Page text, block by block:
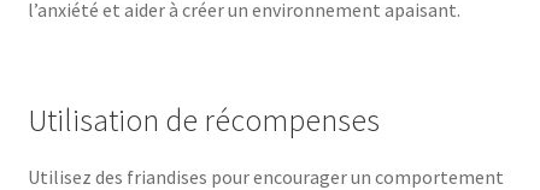
l’anxiété et aider à créer un environnement apaisant.
Utilisation de récompenses
Utilisez des friandises pour encourager un comportement